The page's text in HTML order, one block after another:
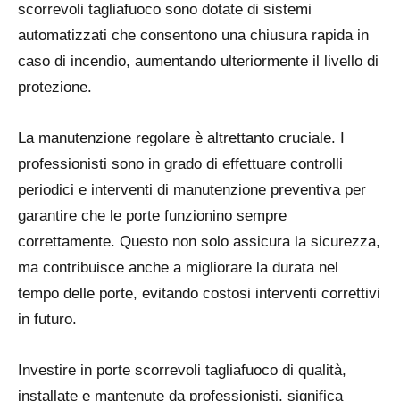
scorrevoli tagliafuoco sono dotate di sistemi
automatizzati che consentono una chiusura rapida in
caso di incendio, aumentando ulteriormente il livello di
protezione.
La manutenzione regolare è altrettanto cruciale. I
professionisti sono in grado di effettuare controlli
periodici e interventi di manutenzione preventiva per
garantire che le porte funzionino sempre
correttamente. Questo non solo assicura la sicurezza,
ma contribuisce anche a migliorare la durata nel
tempo delle porte, evitando costosi interventi correttivi
in futuro.
Investire in porte scorrevoli tagliafuoco di qualità,
installate e mantenute da professionisti, significa